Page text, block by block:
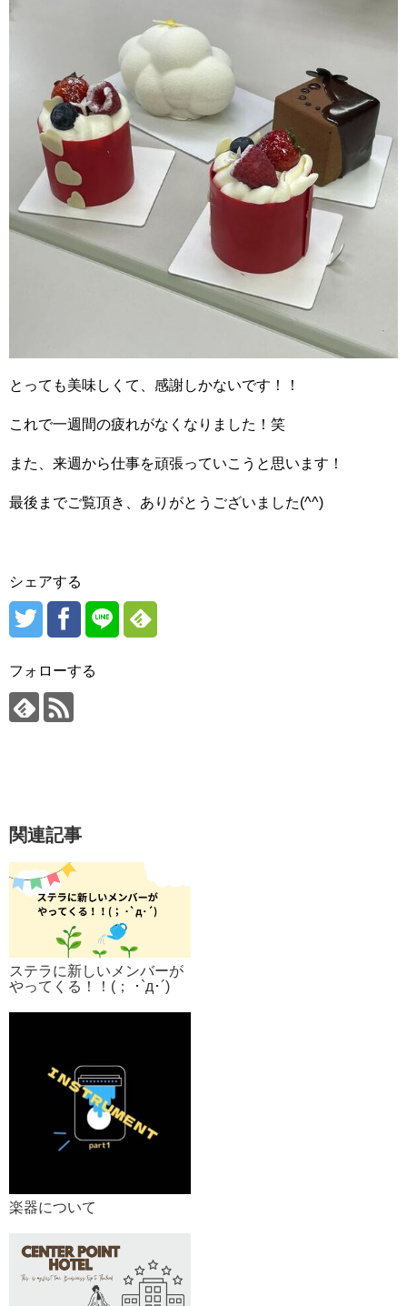
とっても美味しくて、感謝しかないです！！
これで一週間の疲れがなくなりました！笑
また、来週から仕事を頑張っていこうと思います！
最後までご覧頂き、ありがとうございました(^^)
シェアする
フォローする
関連記事
ステラに新しいメンバーが
やってくる！！(； ･`д･´)
楽器について